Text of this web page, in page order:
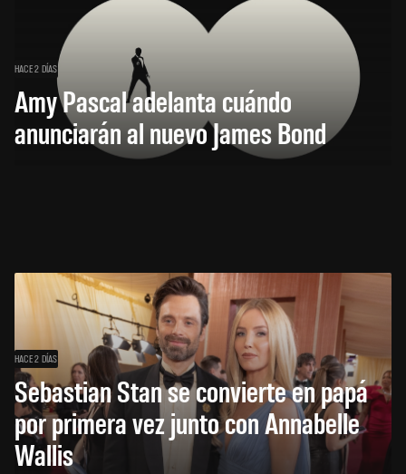
HACE 2 DÍAS
Amy Pascal adelanta cuándo
anunciarán al nuevo James Bond
HACE 2 DÍAS
Sebastian Stan se convierte en papá
por primera vez junto con Annabelle
Wallis